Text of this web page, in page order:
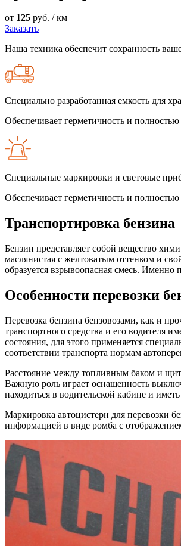
от 125 руб. / км
Заказать
Наша техника обеспечит сохранность
Специально разработанная емкость для
Обеспечивает герметичность и
Специальные маркировки и световые
Обеспечивает герметичность и
Транспортировка бензина
Бензин представляет собой вещество
маслянистая с желтоватым оттенком и
образуется взрывоопасная смесь.
Особенности перевозки
Перевозка бензина бензовозами, как и
транспортного средства и его водителя
состояния, для этого применяется
соответствии транспорта нормам
Расстояние между топливным баком и
Важную роль играет оснащенность
находиться в водительской кабине и
Маркировка автоцистерн для перевозки
информацией в виде ромба с